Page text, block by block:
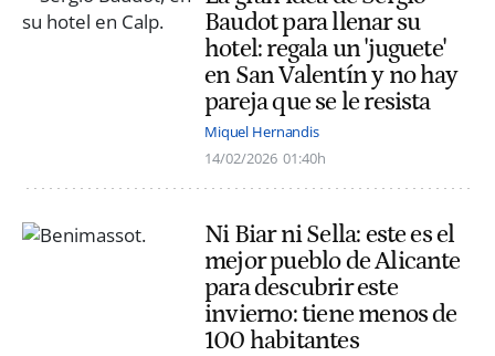
Baudot para llenar su
hotel: regala un 'juguete'
en San Valentín y no hay
pareja que se le resista
Miquel Hernandis
14/02/2026 01:40h
Ni Biar ni Sella: este es el
mejor pueblo de Alicante
para descubrir este
invierno: tiene menos de
100 habitantes